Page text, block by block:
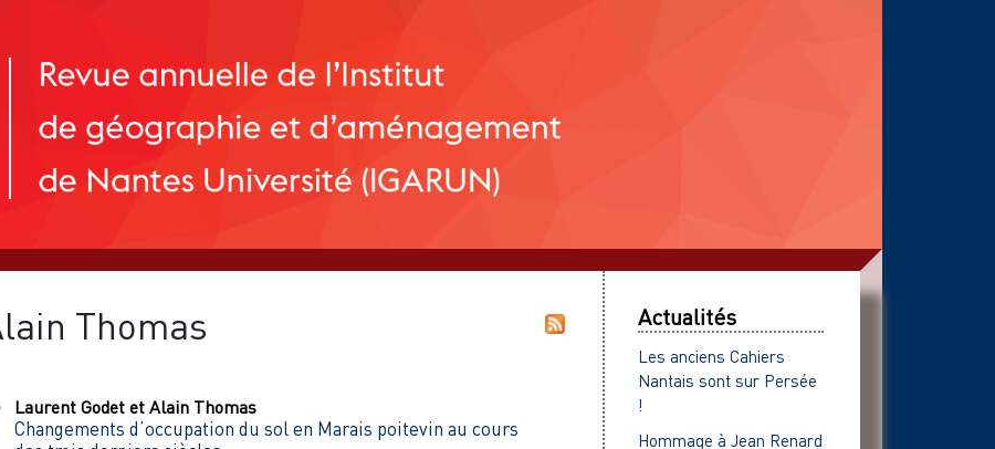
Thomas
Laurent Godet et Alain Thomas
Changements d’occupation du sol en Marais poitevin au cours
Actualités
Les anciens Cahiers
Nantais sont sur Persée
!
Hommage à Jean Renard